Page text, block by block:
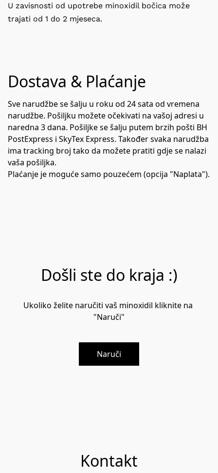
U zavisnosti od upotrebe minoxidil bočica može
trajati od 1 do 2 mjeseca.
Dostava & Plaćanje
Sve narudžbe se šalju u roku od 24 sata od vremena
narudžbe. Pošiljku možete očekivati na vašoj adresi u
naredna 3 dana. Pošiljke se šalju putem brzih pošti BH
PostExpress i SkyTex Express. Također svaka narudžba
ima tracking broj tako da možete pratiti gdje se nalazi
vaša pošiljka.
Plaćanje je moguće samo pouzećem (opcija "Naplata").
Došli ste do kraja :)
Ukoliko želite naručiti vaš minoxidil kliknite na
"Naruči"
Naruči
Kontakt